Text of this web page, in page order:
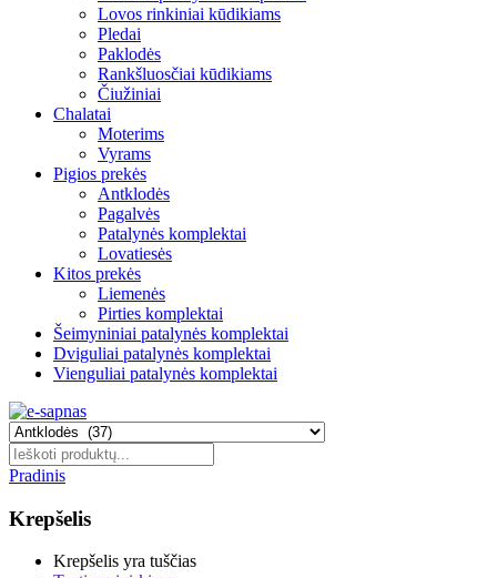
Lovos rinkiniai kūdikiams
Pledai
Paklodės
Rankšluosčiai kūdikiams
Čiužiniai
Chalatai
Moterims
Vyrams
Pigios prekės
Antklodės
Pagalvės
Patalynės komplektai
Lovatiesės
Kitos prekės
Liemenės
Pirties komplektai
Šeimyniniai patalynės komplektai
Dviguliai patalynės komplektai
Vienguliai patalynės komplektai
Pradinis
Krepšelis
Krepšelis yra tuščias